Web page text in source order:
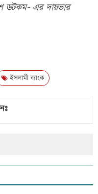
ডটকম- এর দায়ভার
ইসলামী ব্যাংক